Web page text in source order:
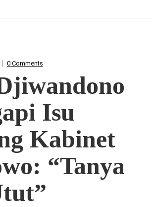
0 Comments
Isu
Kabinet
“Tanya